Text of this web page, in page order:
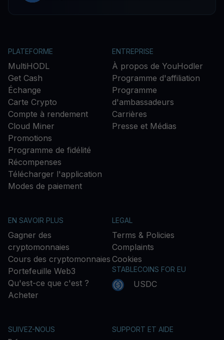
PLATEFORME
MultiHODL
Get Cash
Échange
Carte Crypto
Compte à rendement
Cloud Miner
Promotions
Programme de fidélité
Récompenses
Télécharger l'application
Modes de paiement
ENTREPRISE
À propos de YouHodler
Programme d'affiliation
Programme
d'ambassadeurs
Carrières
Presse et Médias
EN SAVOIR PLUS
Gagner des
cryptomonnaies
Cours des cryptomonnaies
Portefeuille Web3
Qu'est-ce que c'est ?
Acheter
LEGAL
Terms & Policies
Complaints
Cookies
STABLECOINS FOR EU
USDC
SUIVEZ-NOUS SUPPORT ET AIDE